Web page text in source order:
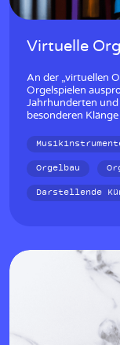
Virtuelle
An der „virtuellen
Orgelspielen
Jahrhunderten und
besonderen
Orgelbau
Darstellende